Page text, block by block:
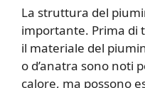
La struttura del
importante. Prima di
il materiale del
o d’anatra sono noti
calore, ma possono